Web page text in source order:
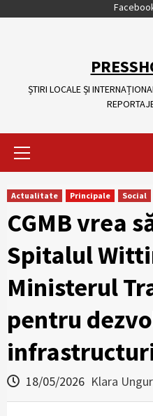
ȘTIRI LOCALE ȘI
Actualitate Principale Social
CGMB vrea
Spitalul
Ministerul
pentru
18/05/2026 Klara